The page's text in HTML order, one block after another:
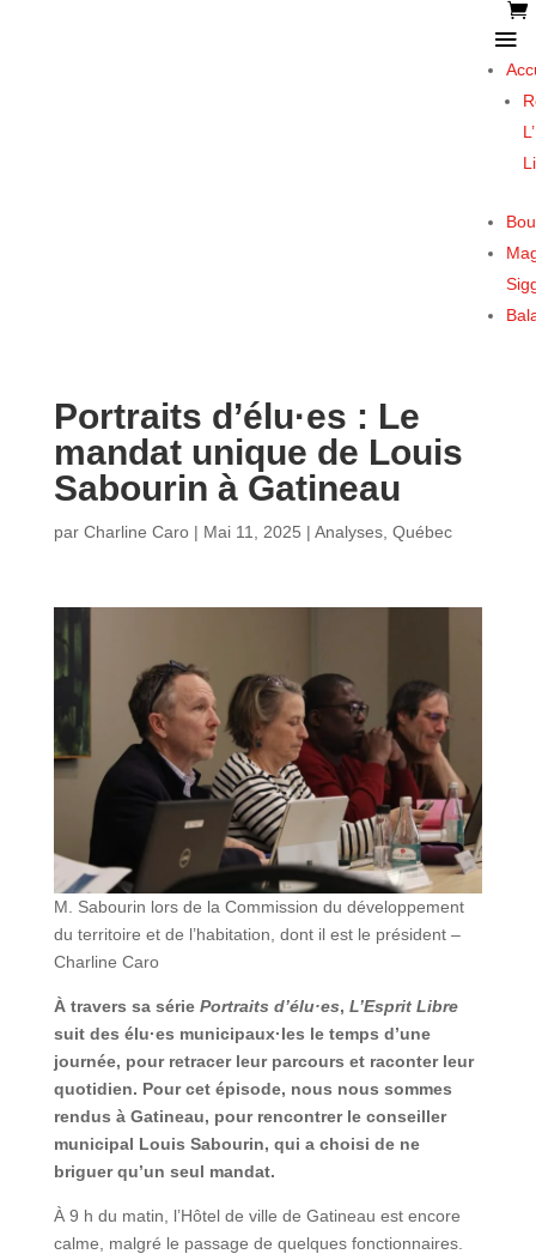
Portraits d’élu·es : Le
mandat unique de Louis
Sabourin à Gatineau
par Charline Caro| Mai 11, 2025 | Analyses, Québec
M. Sabourin lors de la Commission du développement
du territoire et de l’habitation, dont il est le président –
Charline Caro
À travers sa série Portraits d’élu·es, L’Esprit Libre
suit des élu·es municipaux·les le temps d’une
journée, pour retracer leur parcours et raconter leur
quotidien. Pour cet épisode, nous nous sommes
rendus à Gatineau, pour rencontrer le conseiller
municipal Louis Sabourin, qui a choisi de ne
briguer qu’un seul mandat.
À 9 h du matin, l’Hôtel de ville de Gatineau est encore
calme, malgré le passage de quelques fonctionnaires.